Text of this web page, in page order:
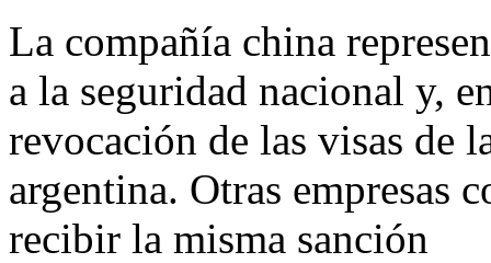
La compañía china
a la seguridad nacional y,
revocación de las visas de
argentina. Otras empresas
recibir la misma sanción